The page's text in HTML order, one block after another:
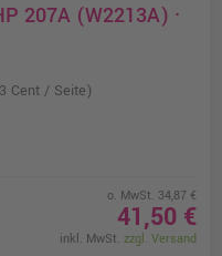
207A (W2213A) ·
Cent / Seite)
o. MwSt. 34,87 €
41,50 €
inkl. MwSt. zzgl. Versand